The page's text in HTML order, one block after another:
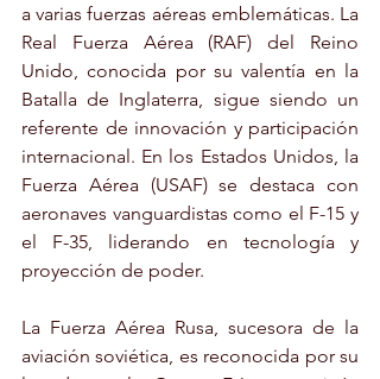
a varias fuerzas aéreas emblemáticas. La
Real Fuerza Aérea (RAF) del Reino
Unido, conocida por su valentía en la
Batalla de Inglaterra, sigue siendo un
referente de innovación y participación
internacional. En los Estados Unidos, la
Fuerza Aérea (USAF) se destaca con
aeronaves vanguardistas como el F-15 y
el F-35, liderando en tecnología y
proyección de poder.
La Fuerza Aérea Rusa, sucesora de la
aviación soviética, es reconocida por su